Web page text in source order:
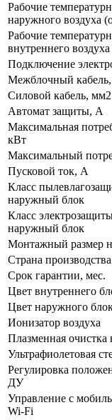
Рабочие
наружного воздуха
Рабочие
внутреннего
Подключение
Межблочный
Силовой кабель, мм2
Автомат защиты, А
Максимальная
кВт
Максимальный
Пусковой ток, А
Класс
наружный блок
Класс
наружный блок
Монтажный размер
Страна производства
Срок гарантии, мес.
Цвет внутреннего
Цвет наружного
Ионизатор воздуха
Плазменная очистка
Ультрафиолетовая
Регулировка
ДУ
Управление c
Wi-Fi